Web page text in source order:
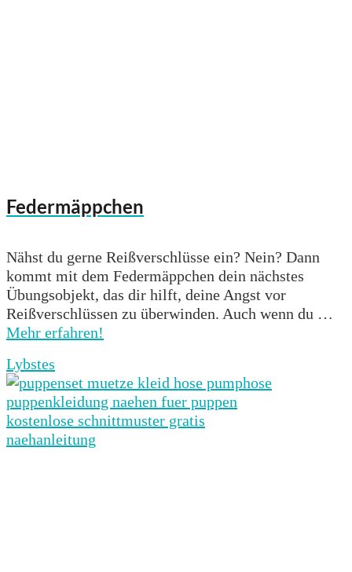
Federmäppchen
Nähst du gerne Reißverschlüsse ein? Nein? Dann
kommt mit dem Federmäppchen dein nächstes
Übungsobjekt, das dir hilft, deine Angst vor
Reißverschlüssen zu überwinden. Auch wenn du …
Mehr erfahren!
Lybstes